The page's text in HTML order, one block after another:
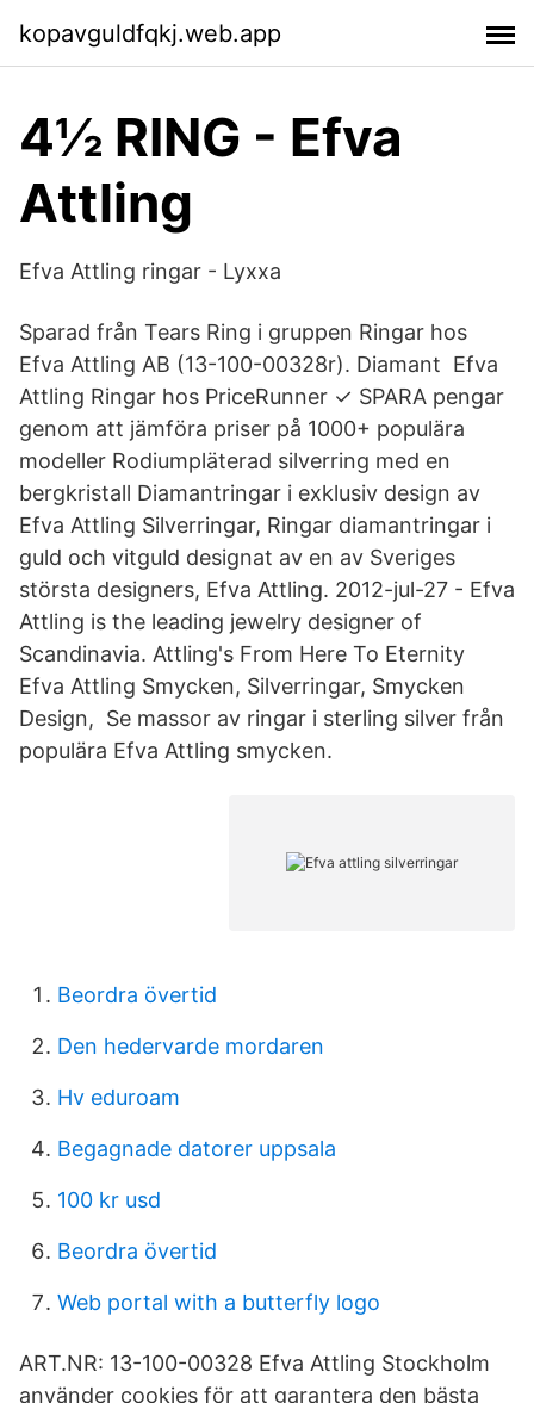
kopavguldfqkj.web.app
4½ RING - Efva
Attling
Efva Attling ringar - Lyxxa
Sparad från Tears Ring i gruppen Ringar hos
Efva Attling AB (13-100-00328r). Diamant Efva
Attling Ringar hos PriceRunner ✓ SPARA pengar
genom att jämföra priser på 1000+ populära
modeller Rodiumpläterad silverring med en
bergkristall Diamantringar i exklusiv design av
Efva Attling Silverringar, Ringar diamantringar i
guld och vitguld designat av en av Sveriges
största designers, Efva Attling. 2012-jul-27 - Efva
Attling is the leading jewelry designer of
Scandinavia. Attling's From Here To Eternity
Efva Attling Smycken, Silverringar, Smycken
Design, Se massor av ringar i sterling silver från
populära Efva Attling smycken.
Beordra övertid
Den hedervarde mordaren
Hv eduroam
Begagnade datorer uppsala
100 kr usd
Beordra övertid
Web portal with a butterfly logo
ART.NR: 13-100-00328 Efva Attling Stockholm
använder cookies för att garantera den bästa